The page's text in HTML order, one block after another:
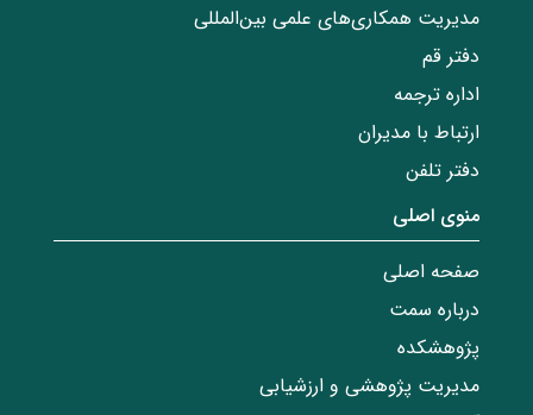
مدیریت همکاری‌های علمی بین‌المللی
دفتر قم
اداره ترجمه
ارتباط با مدیران
دفتر تلفن
منوی اصلی
صفحه اصلی
درباره سمت
پژوهشکده
مدیریت پژوهشی و ارزشیابی